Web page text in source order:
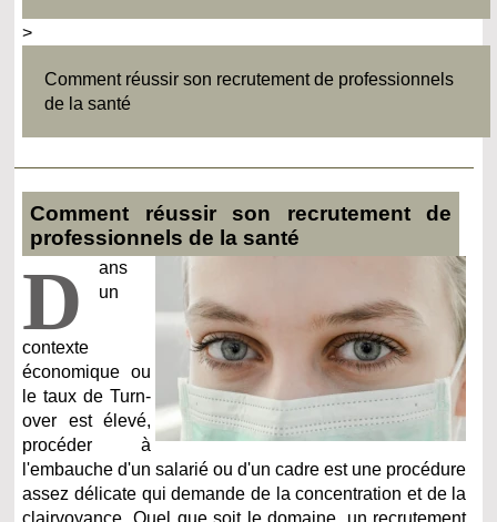
>
Comment réussir son recrutement de professionnels
de la santé
Comment réussir son recrutement de
professionnels de la santé
D
ans
un
contexte
économique ou
le taux de Turn-
over est élevé,
procéder à
l'embauche d'un salarié ou d'un cadre est une procédure
assez délicate qui demande de la concentration et de la
clairvoyance. Quel que soit le domaine, un recrutement